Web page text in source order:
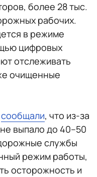
более 28 тыс.
рабочих.
в режиме
цифровых
отслеживать
очищенные
сообщали, что из-за
выпало до 40–50
службы
режим работы,
осторожность и